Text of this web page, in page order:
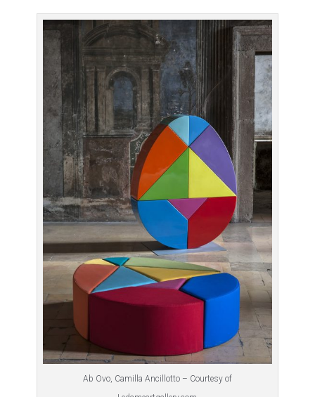
Ab Ovo, Camilla Ancillotto – Courtesy of